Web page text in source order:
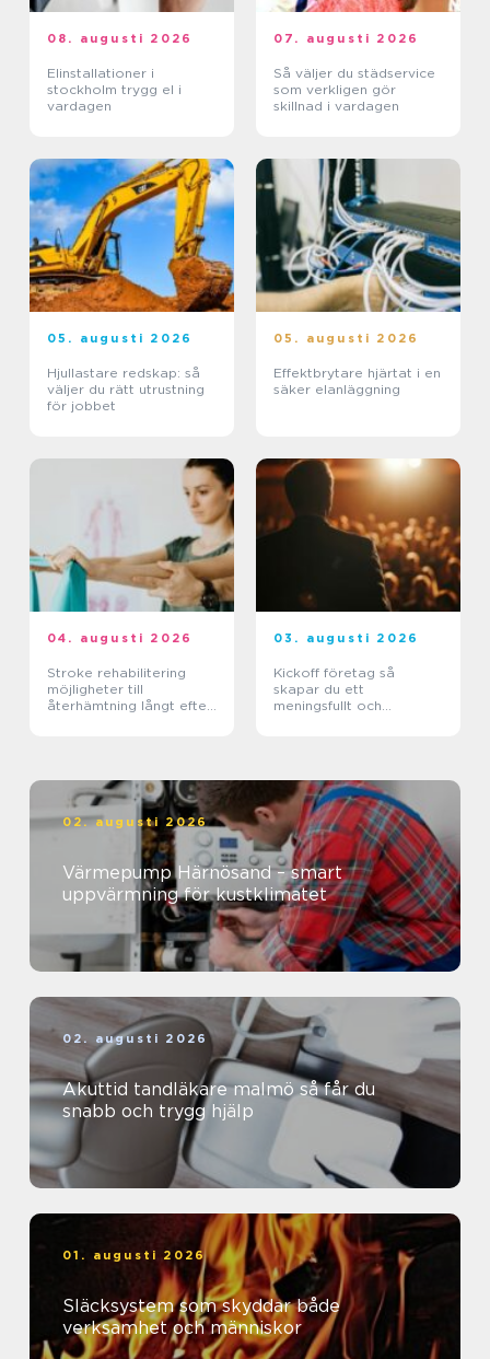
08. augusti 2026
Elinstallationer i
stockholm trygg el i
vardagen
07. augusti 2026
Så väljer du städservice
som verkligen gör
skillnad i vardagen
05. augusti 2026
Hjullastare redskap: så
väljer du rätt utrustning
för jobbet
05. augusti 2026
Effektbrytare hjärtat i en
säker elanläggning
04. augusti 2026
Stroke rehabilitering
möjligheter till
återhämtning långt efter
03. augusti 2026
Kickoff företag så
skapar du ett
meningsfullt och
02. augusti 2026
Värmepump Härnösand – smart
uppvärmning för kustklimatet
02. augusti 2026
Akuttid tandläkare malmö så får du
snabb och trygg hjälp
01. augusti 2026
Släcksystem som skyddar både
verksamhet och människor